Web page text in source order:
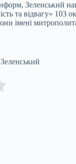
Зеленський
та відвагу» 103
імені